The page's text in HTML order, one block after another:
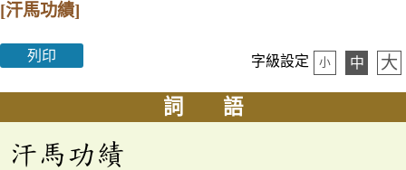
[汗馬功績]
列印 字級設定 小 中 大
詞 語
汗馬功績